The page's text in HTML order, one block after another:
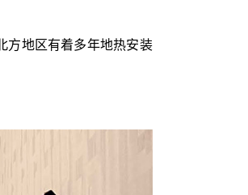
方地区有着多年地热安装